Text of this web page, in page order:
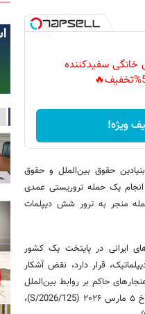
خانگی سفیدکننده
ویژه!
حقوق بین‌الملل و حقوق
به‌طور مستند ثبت شده است، در تاریخ ۸ مارس ۲۰۲۶ نیز با انجام یک حمله تروریستی عمدی
منجر به ترور شش دیپلمات
ایرانی در پایتخت یک کشور
قرار دارد، نقض آشکار
حاکم بر روابط بین‌الملل
است. (نامه‌های ایران خطاب به رئیس شورای امنیت و دبیرکل سازمان ملل متحد مورخ ۵ مارس ۲۰۲۶ (S/2026/125)،